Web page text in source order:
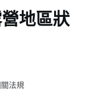
地區狀
法規